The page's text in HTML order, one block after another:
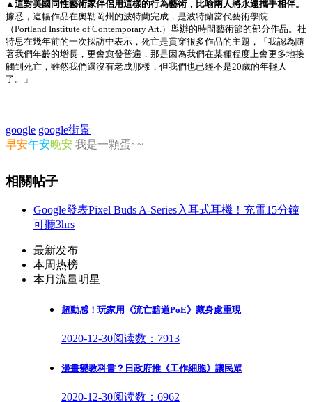
▲這對美國同性藝術家伴侶用這樣的行為藝術，比喻兩人將永遠攜手相伴。
據悉，這幅作品在奧勒岡州的波特蘭完成，是波特蘭當代藝術學院
（Portland Institute of Contemporary Art.）舉辦的時間藝術節的部分作品。杜
特思在幾年前的一次採訪中表示，死亡是貫穿很多作品的主題，「我認為隨
著我們年齡的增長，更會愈發普遍，那是因為我們在某種程度上會更多地接
觸到死亡，雖然我們還沒有老成那樣，但我們也已經不是20歲的年輕人
了。」
google google街景
早安午安晚安 我是一顆蛋~~
相關帖子
Google發表Pixel Buds A-Series入耳式耳機！充電15分鐘
可聽3hrs
最新发布
本周热榜
本月流量明星
超動感！玩家用《流亡黯道PoE》藏身處重現
2020-12-30阅读数：7913
漫畫變教科書？日政府推《工作細胞》讓民眾
2020-12-30阅读数：6962